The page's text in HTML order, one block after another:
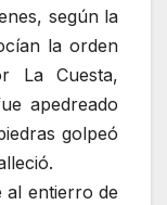
según la
la orden
La Cuesta,
apedreado
golpeó
al entierro de